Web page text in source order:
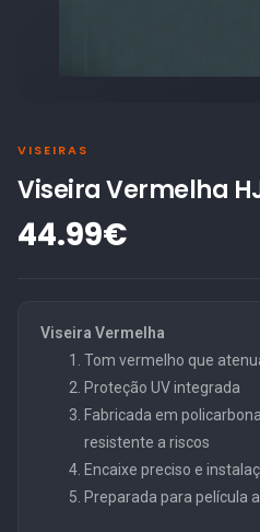
VISEIRAS
Viseira Vermelha
44.99€
Viseira Vermelha
Tom vermelho que
Proteção UV integrada
Fabricada em
resistente a riscos
Encaixe preciso e
Preparada para película